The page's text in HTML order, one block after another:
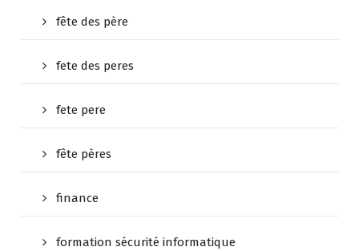
fête des père
fete des peres
fete pere
fête pères
finance
formation sécurité informatique